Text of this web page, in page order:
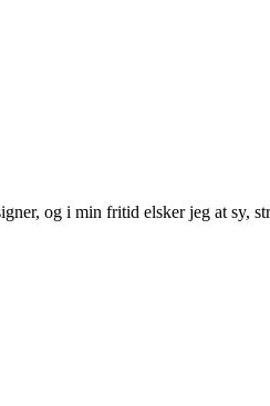
og i min fritid elsker jeg at sy,